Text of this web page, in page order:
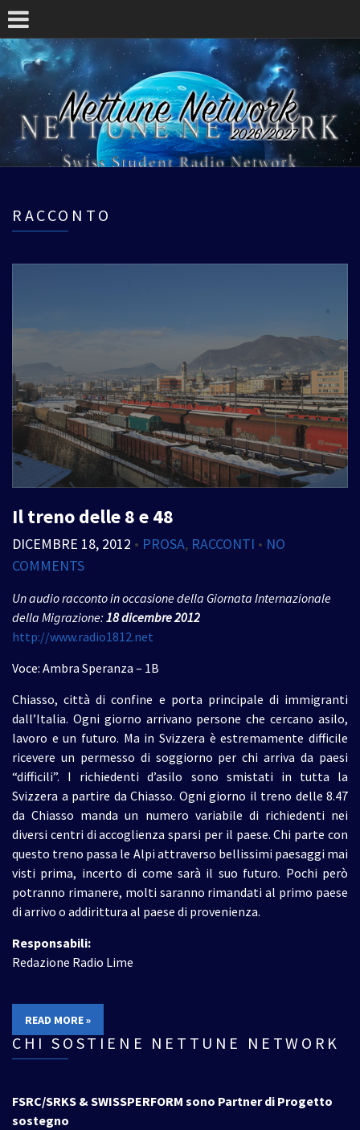
RACCONTO
Il treno delle 8 e 48
DICEMBRE 18, 2012 • PROSA, RACCONTI • NO
COMMENTS
Un audio racconto in occasione della Giornata Internazionale
della Migrazione: 18 dicembre 2012
http://www.radio1812.net
Voce: Ambra Speranza – 1B
Chiasso, città di confine e porta principale di immigranti
dall’Italia. Ogni giorno arrivano persone che cercano asilo,
lavoro e un futuro. Ma in Svizzera è estremamente difficile
ricevere un permesso di soggiorno per chi arriva da paesi
“difficili”. I richiedenti d’asilo sono smistati in tutta la
Svizzera a partire da Chiasso. Ogni giorno il treno delle 8.47
da Chiasso manda un numero variabile di richiedenti nei
diversi centri di accoglienza sparsi per il paese. Chi parte con
questo treno passa le Alpi attraverso bellissimi paesaggi mai
visti prima, incerto di come sarà il suo futuro. Pochi però
potranno rimanere, molti saranno rimandati al primo paese
di arrivo o addirittura al paese di provenienza.
Responsabili:
Redazione Radio Lime
READ MORE »
CHI SOSTIENE NETTUNE NETWORK
FSRC/SRKS & SWISSPERFORM sono Partner di Progetto
sostegno